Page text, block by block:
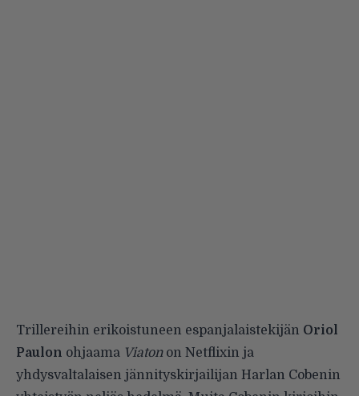
Trillereihin erikoistuneen espanjalaistekijän Oriol
Paulon ohjaama Viatonon Netflixin ja
yhdysvaltalaisen jännityskirjailijan Harlan Cobenin